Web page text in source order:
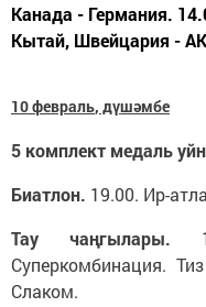
Канада - Германия.
Кытай, Швейцария -
10 февраль, дүшәмбе
5 комплект медаль
Биатлон. 19.00. Ир-
Тау чаңгылары.
Суперкомбинация.
Слаком.